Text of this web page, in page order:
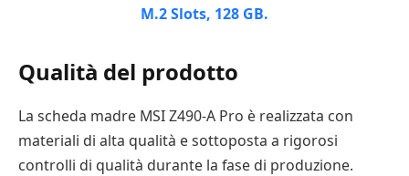
Qualità del prodotto
La scheda madre MSI Z490-A Pro è realizzata con
materiali di alta qualità e sottoposta a rigorosi
controlli di qualità durante la fase di produzione.